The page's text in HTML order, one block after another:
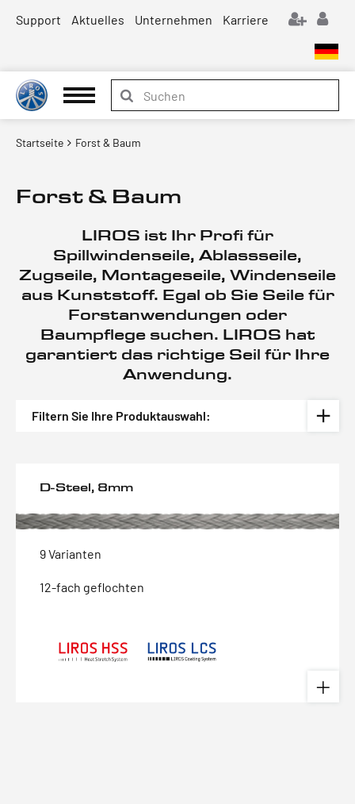
Support Aktuelles Unternehmen Karriere
Startseite Forst & Baum
Forst & Baum
LIROS ist Ihr Profi für
Spillwindenseile, Ablassseile,
Zugseile, Montageseile, Windenseile
aus Kunststoff. Egal ob Sie Seile für
Forstanwendungen oder
Baumpflege suchen. LIROS hat
garantiert das richtige Seil für Ihre
Anwendung.
Filtern Sie Ihre Produktauswahl:
D-Steel, 8mm
9 Varianten
12-fach geflochten